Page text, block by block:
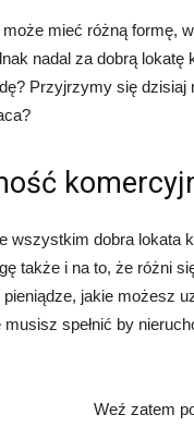
może mieć różną formę,
nadal za dobrą lokatę
Przyjrzymy się
dobra lokata
także i na to, że różni
jakie możesz
spełnić by
Weź zatem